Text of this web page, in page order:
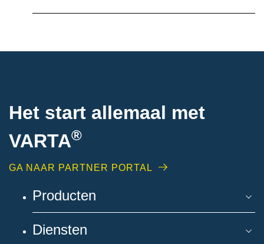
Het start allemaal met
VARTA®
GA NAAR PARTNER PORTAL
Producten
Diensten